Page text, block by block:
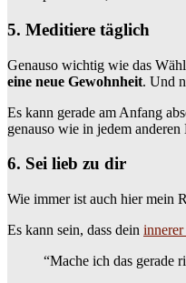
5. Meditiere täglich
Genauso wichtig wie das
eine neue Gewohnheit. Und
Es kann gerade am Anfang
genauso wie in jedem
6. Sei lieb zu dir
Wie immer ist auch hier mein
Es kann sein, dass dein
“Mache ich das gerade